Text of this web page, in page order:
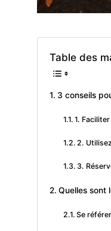
Table des
3 conseils
1.
2.
3.
Quelles sont
Se